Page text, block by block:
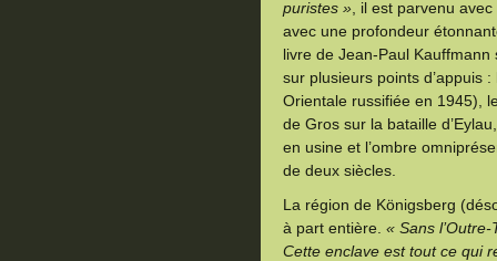
puristes » , il est parvenu
avec une profondeur
livre de Jean-Paul
sur plusieurs points d’appuis :
Orientale russifiée en 1945),
de Gros sur la bataille
en usine et l’ombre
de deux siècles.
La région de Königsberg
à part entière. « Sans
Cette enclave est tout ce qui